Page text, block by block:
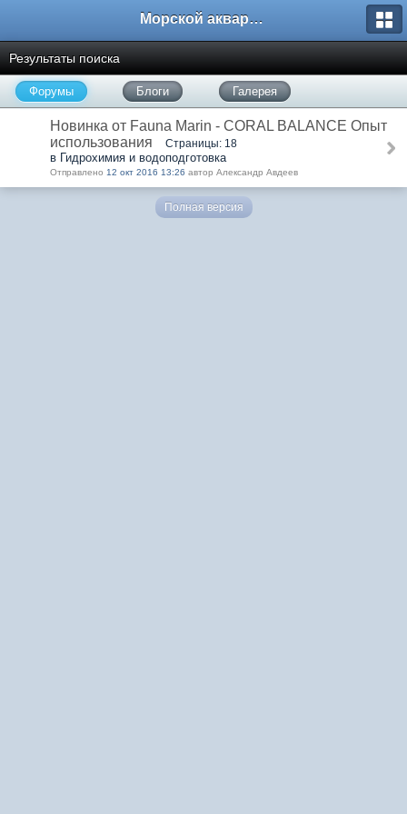
Морской аквариум. Форумы ReefCentral.ru
Результаты поиска
Форумы Блоги Галерея
Новинка от Fauna Marin - CORAL BALANCE Опыт
использования
Страницы: 18
в Гидрохимия и водоподготовка
Отправлено 12 окт 2016 13:26 автор Александр Авдеев
Полная версия